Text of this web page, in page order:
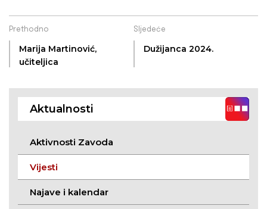
Prethodno
Marija Martinović,
učiteljica
Sljedeće
Dužijanca 2024.
Aktualnosti
Aktivnosti Zavoda
Vijesti
Najave i kalendar